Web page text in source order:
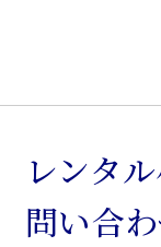
レンタ
問い合